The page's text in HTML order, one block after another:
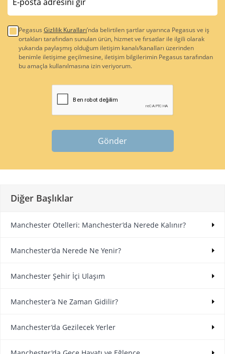
Pegasus Gizlilik Kuralları’nda belirtilen şartlar uyarınca Pegasus ve iş
ortakları tarafından sunulan ürün, hizmet ve fırsatlar ile ilgili olarak
yukarıda paylaşmış olduğum iletişim kanalı/kanalları üzerinden
benimle iletişime geçilmesine, iletişim bilgilerimin Pegasus tarafından
bu amaçla kullanılmasına izin veriyorum.
Gönder
Diğer Başlıklar
Manchester Otelleri: Manchester’da Nerede Kalınır?
Manchester’da Nerede Ne Yenir?
Manchester Şehir İçi Ulaşım
Manchester’a Ne Zaman Gidilir?
Manchester’da Gezilecek Yerler